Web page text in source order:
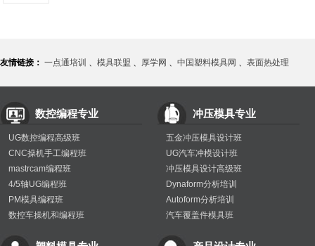
友情链接： 一点通培训 模具联盟 厚学网 中国塑料模具网 表面热处理
数控编程专业
UG数控编程高级班
CNC操机手工编程班
mastrcam编程班
4/5轴UG编程班
PM模具编程班
数控车操机和编程班
冲压模具专业
五金冲压模具设计班
UG汽车冲模设计班
冲压模具设计高级班
Dynaform分析培训
Autoform分析培训
汽车覆盖件模具班